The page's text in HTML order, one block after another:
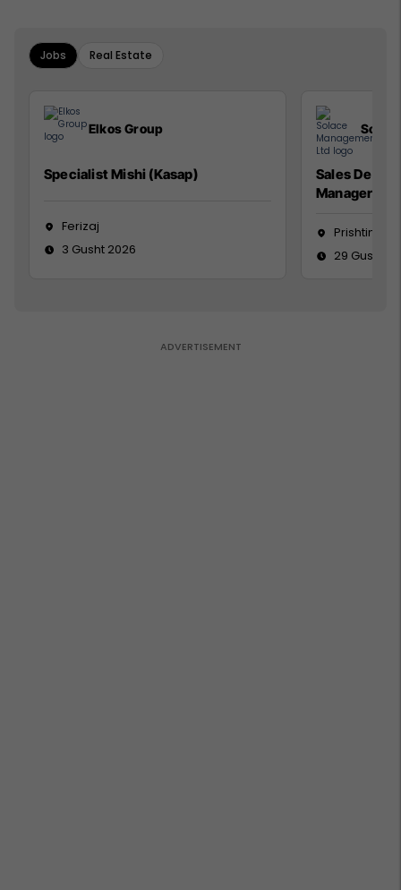
Jobs Real Estate
Elkos Group
Specialist Mishi (Kasap)
Ferizaj
3 Gusht 2026
Sales
Manager
Prishtinë
29 Gusht